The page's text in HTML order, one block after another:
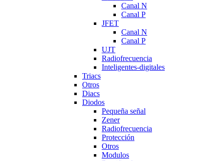
Canal N
Canal P
JFET
Canal N
Canal P
UJT
Radiofrecuencia
Inteligentes-digitales
Triacs
Otros
Diacs
Diodos
Pequeña señal
Zener
Radiofrecuencia
Protección
Otros
Modulos